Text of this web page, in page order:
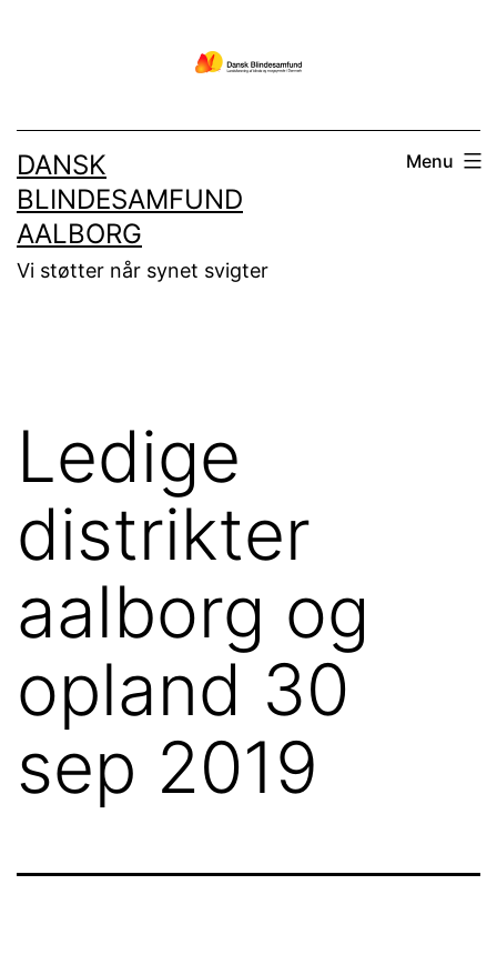
DANSK
BLINDESAMFUND
AALBORG
Vi støtter når synet svigter
Menu
Ledige
distrikter
aalborg og
opland 30
sep 2019